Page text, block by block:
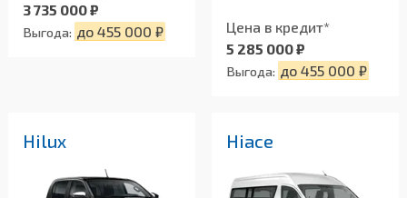
3 735 000 ₽
Выгода: до 455 000 ₽
Цена в кредит*
5 285 000 ₽
Выгода: до 455 000 ₽
Hilux Hiace